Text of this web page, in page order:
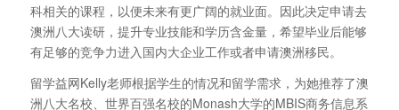
科相关的课程，以便未来有更广阔的就业面。因此决定申请去
澳洲八大读研，提升专业技能和学历含金量，希望毕业后能够
有足够的竞争力进入国内大企业工作或者申请澳洲移民。
留学益网Kelly老师根据学生的情况和留学需求，为她推荐了澳
洲八大名校、世界百强名校的Monash大学的MBIS商务信息系